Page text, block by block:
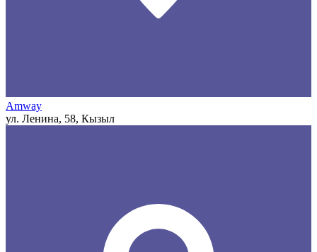
Amway
ул. Ленина, 58, Кызыл